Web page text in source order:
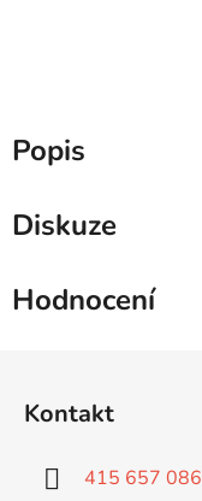
Popis
Diskuze
Hodnocení
Kontakt
415 657 086